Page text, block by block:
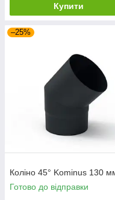
Купити
–25%
Коліно 45° Kominus 130
Готово до відправки